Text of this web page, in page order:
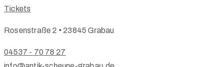
Tickets
Rosenstraße 2 • 23845 Grabau
04537 - 70 78 27